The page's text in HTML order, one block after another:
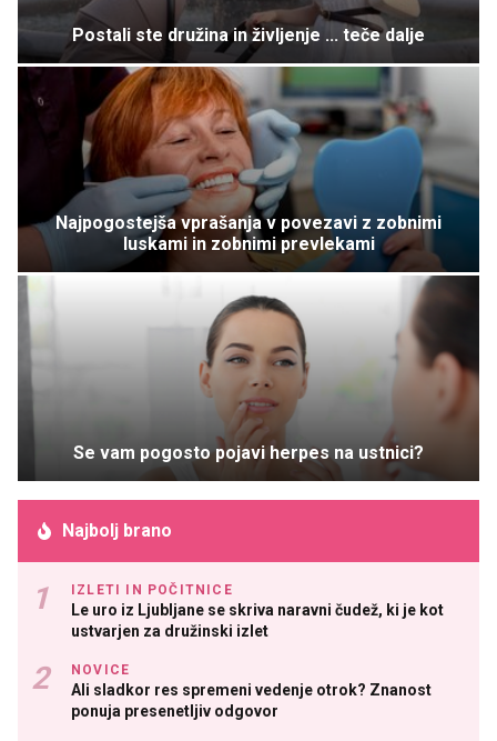
Postali ste družina in življenje ... teče dalje
Najpogostejša vprašanja v povezavi z zobnimi
luskami in zobnimi prevlekami
Se vam pogosto pojavi herpes na ustnici?
Najbolj brano
IZLETI IN POČITNICE
Le uro iz Ljubljane se skriva naravni čudež, ki je kot
ustvarjen za družinski izlet
NOVICE
Ali sladkor res spremeni vedenje otrok? Znanost
ponuja presenetljiv odgovor